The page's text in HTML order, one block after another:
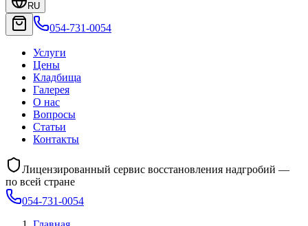
RU
054-731-0054
Услуги
Цены
Кладбища
Галерея
О нас
Вопросы
Статьи
Контакты
Лицензированный сервис восстановления надгробий —
по всей стране
054-731-0054